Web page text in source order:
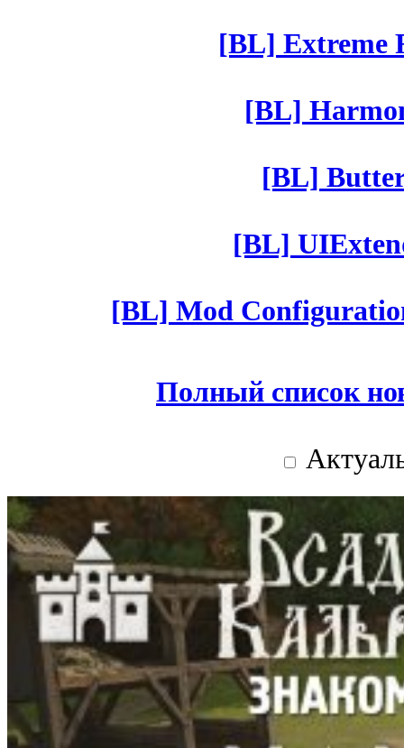
[BL] Extreme
[BL]
[BL]
[BL]
[BL] Mod
Полный список